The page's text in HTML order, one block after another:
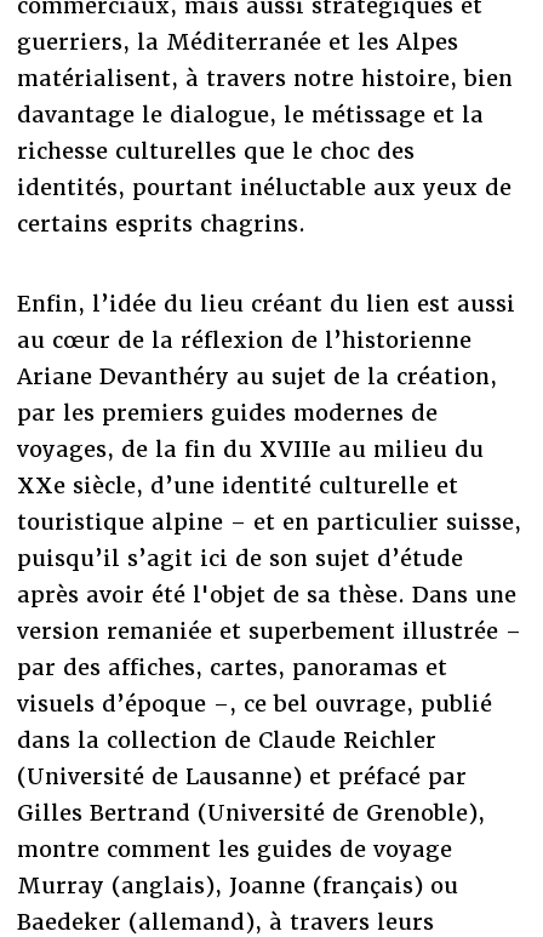
commerciaux, mais aussi stratégiques et
guerriers, la Méditerranée et les Alpes
matérialisent, à travers notre histoire, bien
davantage le dialogue, le métissage et la
richesse culturelles que le choc des
identités, pourtant inéluctable aux yeux de
certains esprits chagrins.
Enfin, l’idée du lieu créant du lien est aussi
au cœur de la réflexion de l’historienne
Ariane Devanthéry au sujet de la création,
par les premiers guides modernes de
voyages, de la fin du XVIIIe au milieu du
XXe siècle, d’une identité culturelle et
touristique alpine – et en particulier suisse,
puisqu’il s’agit ici de son sujet d’étude
après avoir été l'objet de sa thèse. Dans une
version remaniée et superbement illustrée –
par des affiches, cartes, panoramas et
visuels d’époque –, ce bel ouvrage, publié
dans la collection de Claude Reichler
(Université de Lausanne) et préfacé par
Gilles Bertrand (Université de Grenoble),
montre comment les guides de voyage
Murray (anglais), Joanne (français) ou
Baedeker (allemand), à travers leurs